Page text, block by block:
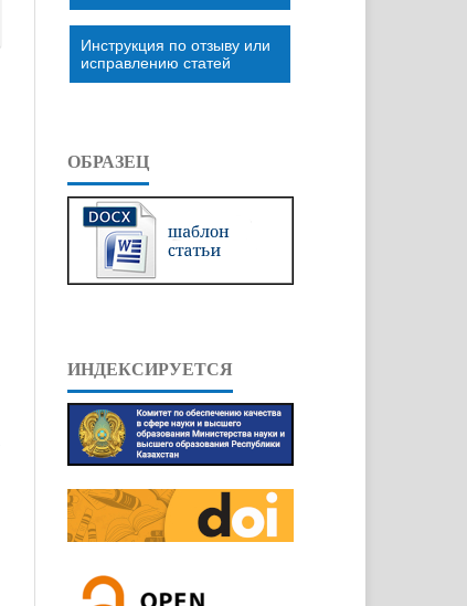
Инструкция по отзыву или
исправлению статей
ОБРАЗЕЦ
ИНДЕКСИРУЕТСЯ